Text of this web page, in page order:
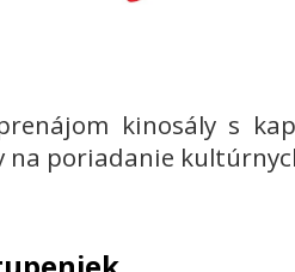
kinosály s
na poriadanie